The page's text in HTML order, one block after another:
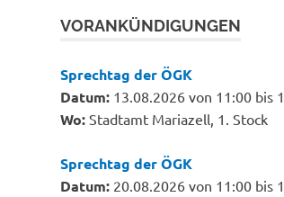
VORANKÜNDIGUNGEN
Sprechtag der ÖGK
Datum: 13.08.2026 von 11:00 bis
Wo: Stadtamt Mariazell, 1. Stock
Sprechtag der ÖGK
Datum: 20.08.2026 von 11:00 bis